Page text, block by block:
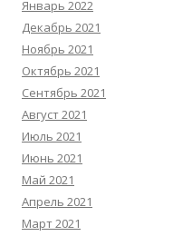
Январь 2022
Декабрь 2021
Ноябрь 2021
Октябрь 2021
Сентябрь 2021
Август 2021
Июль 2021
Июнь 2021
Май 2021
Апрель 2021
Март 2021